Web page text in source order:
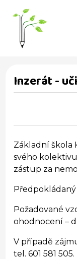
Inzerát -
Základní škola
svého
zástup za
Požadované
ohodnocení –
V případě
tel. 601 581 505.